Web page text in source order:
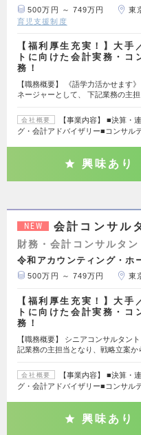
500万円 ～ 749万円 東
育児支援制度
【福利厚生充実！】大手
トに向けた会計実務・コ
務！
【職務概要】 《語学力活かせます
ネージャーとして、 下記業務の主
会社概要
【事業内容】 ■決算・
グ・会計アドバイザリー■コンサル
興味あり
NEW 会計コンサル
財務・会計コンサルタン
令和アカウンティング・ホ
500万円 ～ 749万円 東
【福利厚生充実！】大手
トに向けた会計実務・コ
務！
【職務概要】 シニアコンサルタン
記業務の主担当となり、戦略立案か
会社概要
【事業内容】 ■決算・
グ・会計アドバイザリー■コンサル
興味あり